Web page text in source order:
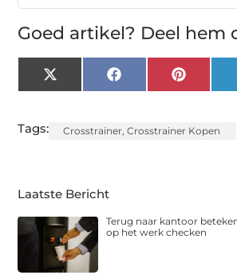
Goed artikel? Deel hem
X
(Twitter)
Facebook
Tags: Crosstrainer,Crosstrainer Kopen
Laatste Bericht
Terug naar kantoor
op het werk checken